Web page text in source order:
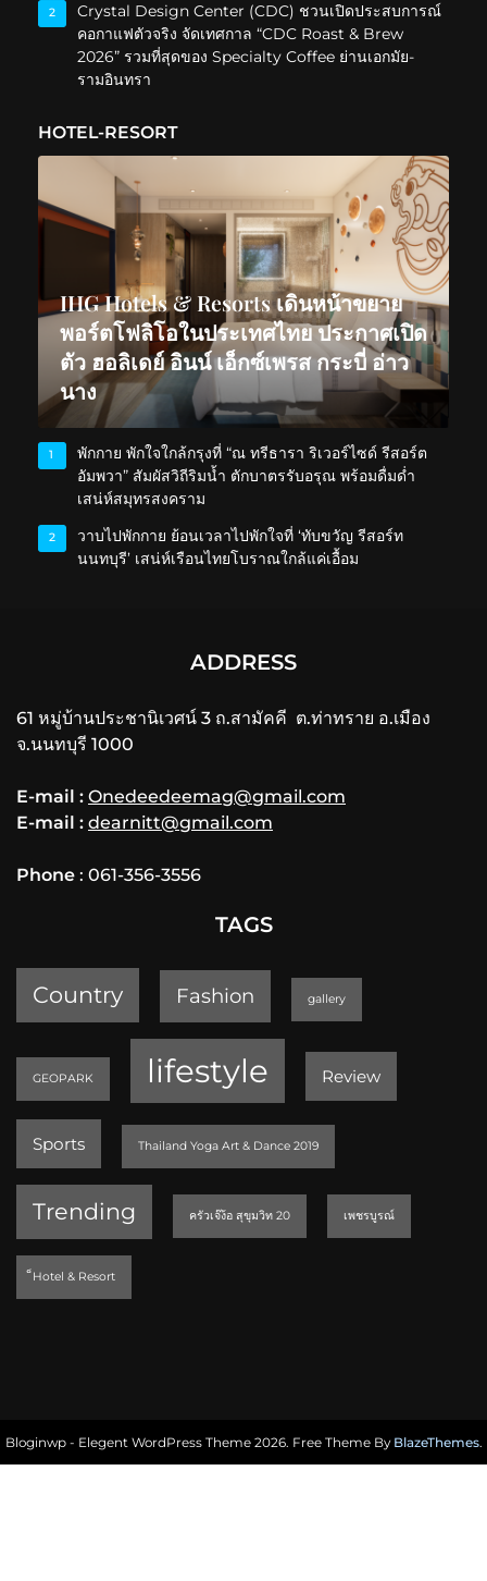
2
Crystal Design Center (CDC) ชวนเปิดประสบการณ์
คอกาแฟตัวจริง จัดเทศกาล “CDC Roast & Brew
2026” รวมที่สุดของ Specialty Coffee ย่านเอกมัย-
รามอินทรา
HOTEL-RESORT
IHG Hotels & Resorts เดินหน้าขยาย
พอร์ตโฟลิโอในประเทศไทย ประกาศเปิด
ตัว ฮอลิเดย์ อินน์ เอ็กซ์เพรส กระบี่ อ่าว
นาง
1
พักกาย พักใจใกล้กรุงที่ “ณ ทรีธารา ริเวอร์ไซด์ รีสอร์ต
อัมพวา” สัมผัสวิถีริมน้ำ ตักบาตรรับอรุณ พร้อมดื่มด่ำ
เสน่ห์สมุทรสงคราม
2
วาบไปพักกาย ย้อนเวลาไปพักใจที่ ‘ทับขวัญ รีสอร์ท
นนทบุรี’ เสน่ห์เรือนไทยโบราณใกล้แค่เอื้อม
ADDRESS
61 หมู่บ้านประชานิเวศน์ 3 ถ.สามัคคี ต.ท่าทราย อ.เมือง
จ.นนทบุรี 1000
E-mail : Onedeedeemag@gmail.com
E-mail : dearnitt@gmail.com
Phone : 061-356-3556
TAGS
Country Fashion gallery
GEOPARK lifestyle Review
Sports Thailand Yoga Art & Dance 2019
Trending ครัวเจ๊ง้อ สุขุมวิท 20 เพชรบูรณ์
็Hotel & Resort
Bloginwp - Elegent WordPress Theme 2026. Free Theme By BlazeThemes.